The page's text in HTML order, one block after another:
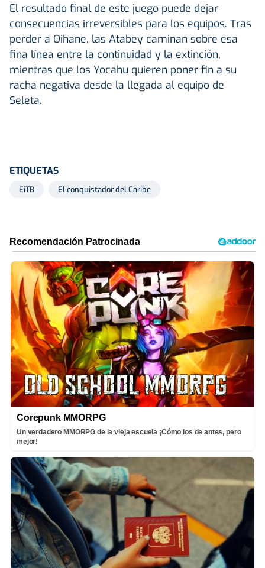
El resultado final de este juego puede dejar
consecuencias irreversibles para los equipos. Tras
perder a Oihane, las Atabey caminan sobre esa
fina línea entre la continuidad y la extinción,
mientras que los Yocahu quieren poner fin a su
racha negativa desde la llegada al equipo de
Seleta.
ETIQUETAS
EiTB El conquistador del Caribe
Corepunk MMORPG
Un verdadero MMORPG de la vieja escuela ¡Cómo los de antes, pero
mejor!